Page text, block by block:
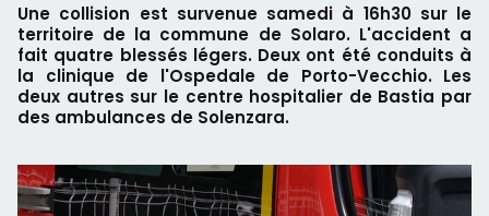
Une collision est survenue samedi à 16h30 sur le
territoire de la commune de Solaro. L'accident a
fait quatre blessés légers. Deux ont été conduits à
la clinique de l'Ospedale de Porto-Vecchio. Les
deux autres sur le centre hospitalier de Bastia par
des ambulances de Solenzara.